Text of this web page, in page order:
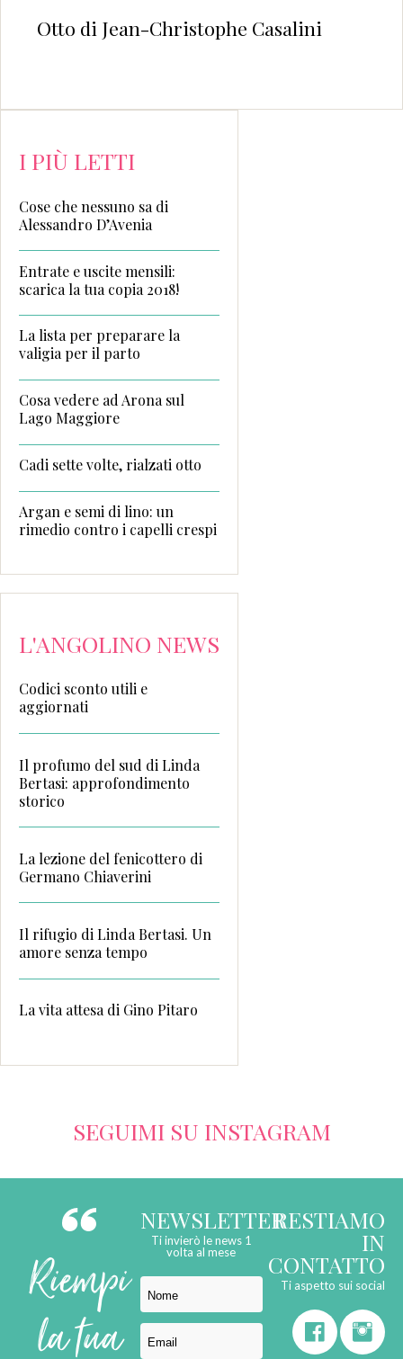
Otto di Jean-Christophe Casalini
I PIÙ LETTI
Cose che nessuno sa di
Alessandro D’Avenia
Entrate e uscite mensili:
scarica la tua copia 2018!
La lista per preparare la
valigia per il parto
Cosa vedere ad Arona sul
Lago Maggiore
Cadi sette volte, rialzati otto
Argan e semi di lino: un
rimedio contro i capelli crespi
L'ANGOLINO NEWS
Codici sconto utili e
aggiornati
Il profumo del sud di Linda
Bertasi: approfondimento
storico
La lezione del fenicottero di
Germano Chiaverini
Il rifugio di Linda Bertasi. Un
amore senza tempo
La vita attesa di Gino Pitaro
SEGUIMI SU INSTAGRAM
Riempi
la tua
NEWSLETTER
Ti invierò le news 1
volta al mese
RESTIAMO
IN
CONTATTO
Ti aspetto sui social